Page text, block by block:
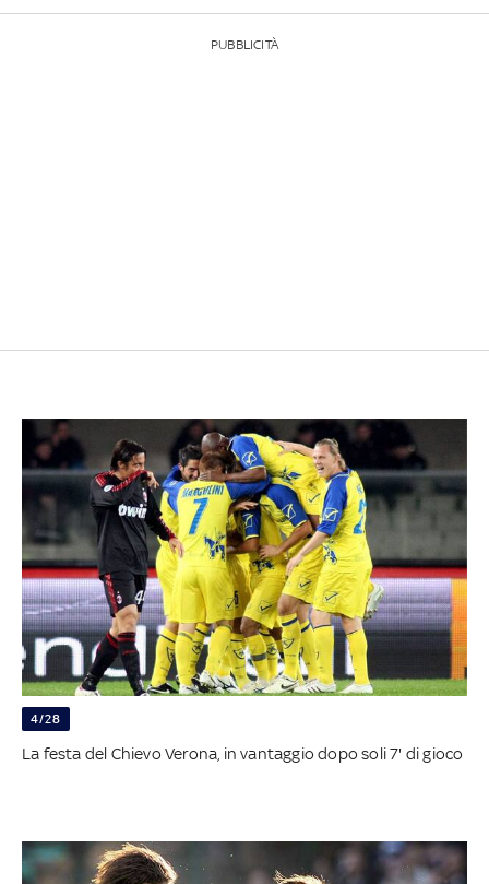
PUBBLICITÀ
4/28
La festa del Chievo Verona, in vantaggio dopo soli 7' di gioco